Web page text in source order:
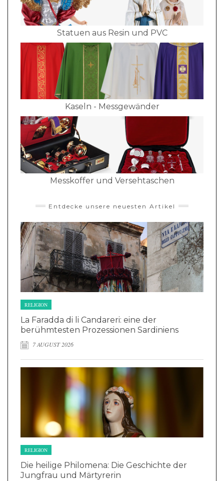
Statuen aus Resin und PVC
Kaseln - Messgewänder
Messkoffer und Versehtaschen
Entdecke unsere neuesten Artikel
RELIGION
La Faradda di li Candareri: eine der
berühmtesten Prozessionen Sardiniens
7 AUGUST 2026
RELIGION
Die heilige Philomena: Die Geschichte der
Jungfrau und Märtyrerin